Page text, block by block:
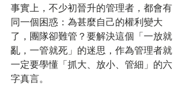
事實上，不少初晉升的管理者，都會有
同一個困惑：為甚麼自己的權利變大
了，團隊卻難管？要解決這個「一放就
亂，一管就死」的迷思，作為管理者就
一定要學懂「抓大、放小、管細」的六
字真言。